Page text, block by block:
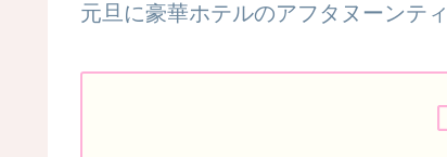
元旦に豪華ホテルのアフタヌーンテ